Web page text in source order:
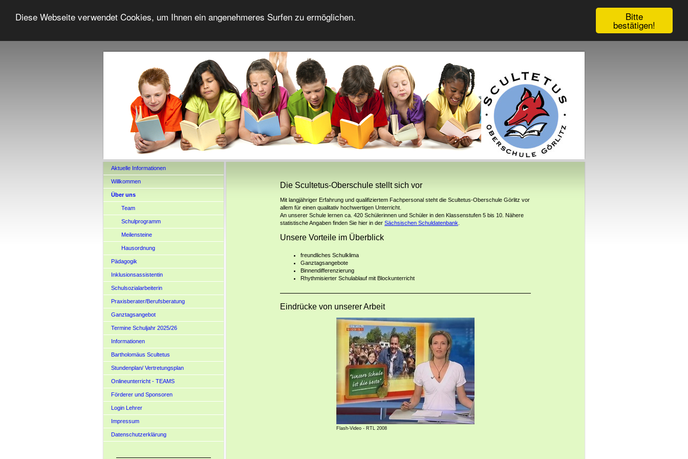
Bitte
bestätigen!
Diese Webseite verwendet Cookies, um Ihnen ein angenehmeres Surfen zu ermöglichen.
Aktuelle Informationen
Willkommen
Über uns
Team
Schulprogramm
Meilensteine
Hausordnung
Pädagogik
Inklusionsassistentin
Schulsozialarbeiterin
Praxisberater/Berufsberatung
Ganztagsangebot
Termine Schuljahr 2025/26
Informationen
Bartholomäus Scultetus
Stundenplan/ Vertretungsplan
Onlineunterricht - TEAMS
Förderer und Sponsoren
Login Lehrer
Impressum
Datenschutzerklärung
Die Scultetus-Oberschule stellt sich vor
Mit langjähriger Erfahrung und qualifiziertem Fachpersonal steht die Scultetus-Oberschule Görlitz vor
allem für einen qualitativ hochwertigen Unterricht.
An unserer Schule lernen ca. 420 Schülerinnen und Schüler in den Klassenstufen 5 bis 10. Nähere
statistische Angaben finden Sie hier in der Sächsischen Schuldatenbank
Unsere Vorteile im Überblick
freundliches Schulklima
Ganztagsangebote
Binnendifferenzierung
Rhythmisierter Schulablauf mit Blockunterricht
Eindrücke von unserer Arbeit
Flash-Video - RTL 2008